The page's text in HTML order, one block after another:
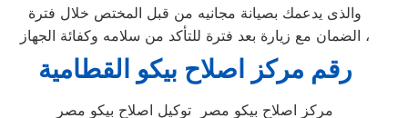
والذى يدعمك بصيانة مجانيه من قبل المختص خلال فترة
الضمان مع زيارة بعد فترة للتأكد من سلامه وكفائة الجهاز ،
رقم مركز اصلاح بيكو القطامية
مركز اصلاح بيكو مصر توكيل اصلاح بيكو مصر